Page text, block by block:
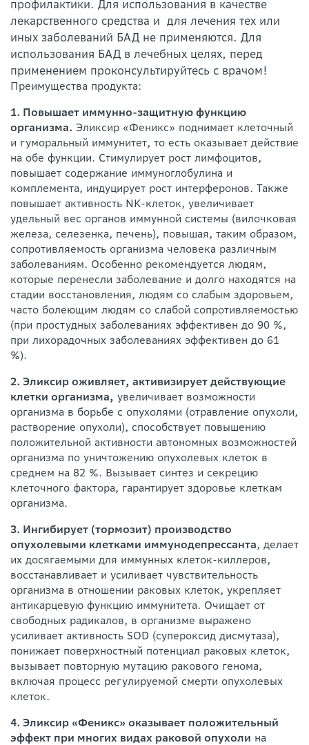
профилактики. Для использования в качестве
лекарственного средства и для лечения тех или
иных заболеваний БАД не применяются. Для
использования БАД в лечебных целях, перед
применением проконсультируйтесь с врачом!
Преимущества продукта:
1. Повышает иммунно-защитную функцию
организма. Эликсир «Феникс» поднимает клеточный
и гуморальный иммунитет, то есть оказывает действие
на обе функции. Стимулирует рост лимфоцитов,
повышает содержание иммуноглобулина и
комплемента, индуцирует рост интерферонов. Также
повышает активность NK-клеток, увеличивает
удельный вес органов иммунной системы (вилочковая
железа, селезенка, печень), повышая, таким образом,
сопротивляемость организма человека различным
заболеваниям. Особенно рекомендуется людям,
которые перенесли заболевание и долго находятся на
стадии восстановления, людям со слабым здоровьем,
часто болеющим людям со слабой сопротивляемостью
(при простудных заболеваниях эффективен до 90 %,
при лихорадочных заболеваниях эффективен до 61
%).
2. Эликсир оживляет, активизирует действующие
клетки организма, увеличивает возможности
организма в борьбе с опухолями (отравление опухоли,
растворение опухоли), способствует повышению
положительной активности автономных возможностей
организма по уничтожению опухолевых клеток в
среднем на 82 %. Вызывает синтез и секрецию
клеточного фактора, гарантирует здоровье клеткам
организма.
3. Ингибирует (тормозит) производство
опухолевыми клетками иммунодепрессанта, делает
их досягаемыми для иммунных клеток-киллеров,
восстанавливает и усиливает чувствительность
организма в отношении раковых клеток, укрепляет
антикарцевую функцию иммунитета. Очищает от
свободных радикалов, в организме выражено
усиливает активность SOD (супероксид дисмутаза),
понижает поверхностный потенциал раковых клеток,
вызывает повторную мутацию ракового генома,
включая процесс регулируемой смерти опухолевых
клеток.
4. Эликсир «Феникс» оказывает положительный
эффект при многих видах раковой опухоли на